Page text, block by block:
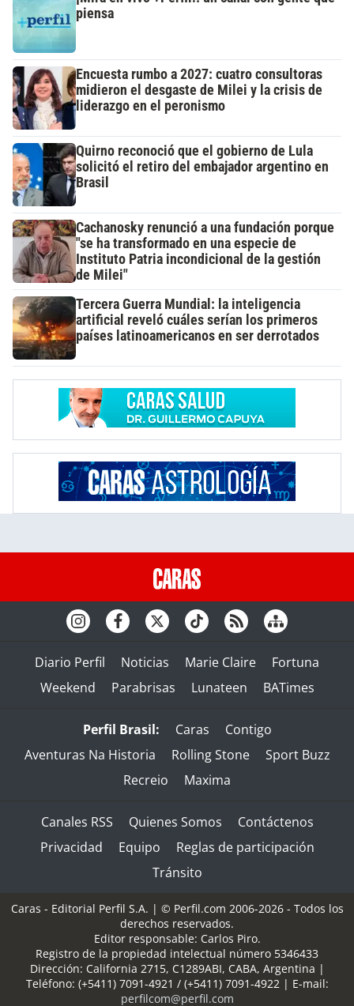
piensa
Encuesta rumbo a 2027: cuatro consultoras
midieron el desgaste de Milei y la crisis de
liderazgo en el peronismo
Quirno reconoció que el gobierno de Lula
solicitó el retiro del embajador argentino en
Brasil
Cachanosky renunció a una fundación porque
"se ha transformado en una especie de
Instituto Patria incondicional de la gestión
de Milei"
Tercera Guerra Mundial: la inteligencia
artificial reveló cuáles serían los primeros
países latinoamericanos en ser derrotados
Diario Perfil Noticias Marie Claire
Fortuna
Weekend
Parabrisas Lunateen BATimes
Perfil Brasil: Caras
Contigo
Aventuras Na Historia
Rolling Stone
Sport Buzz
Recreio
Maxima
Canales RSS Quienes Somos
Contáctenos
Privacidad
Equipo
Reglas de participación
Tránsito
Caras - Editorial Perfil S.A. | © Perfil.com 2006-2026 - Todos los
derechos reservados.
Editor responsable: Carlos Piro.
Registro de la propiedad intelectual número 5346433
Dirección: California 2715, C1289ABI, CABA, Argentina |
Teléfono: (+5411) 7091-4921 / (+5411) 7091-4922 | E-mail:
perfilcom@perfil.com